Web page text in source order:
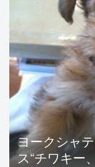
ヨークシャ
ス“チワキー